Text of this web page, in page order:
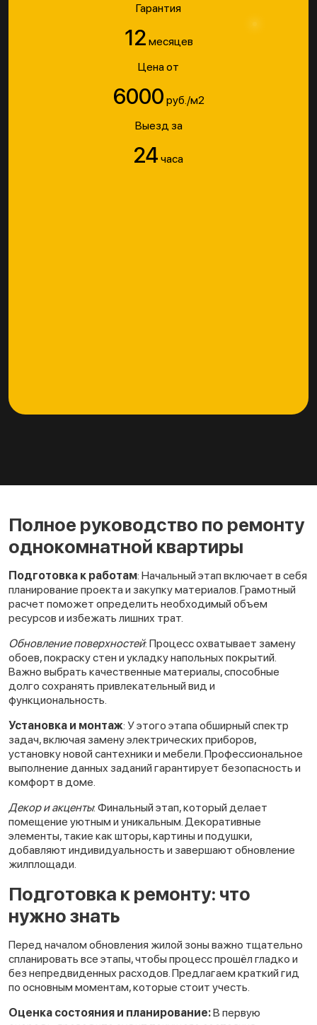
Гарантия
12 месяцев
Цена от
6000 руб./м2
Выезд за
24 часа
Полное руководство по ремонту
однокомнатной квартиры
Подготовка к работам: Начальный этап включает в себя
планирование проекта и закупку материалов. Грамотный
расчет поможет определить необходимый объем
ресурсов и избежать лишних трат.
Обновление поверхностей: Процесс охватывает замену
обоев, покраску стен и укладку напольных покрытий.
Важно выбрать качественные материалы, способные
долго сохранять привлекательный вид и
функциональность.
Установка и монтаж: У этого этапа обширный спектр
задач, включая замену электрических приборов,
установку новой сантехники и мебели. Профессиональное
выполнение данных заданий гарантирует безопасность и
комфорт в доме.
Декор и акценты: Финальный этап, который делает
помещение уютным и уникальным. Декоративные
элементы, такие как шторы, картины и подушки,
добавляют индивидуальность и завершают обновление
жилплощади.
Подготовка к ремонту: что
нужно знать
Перед началом обновления жилой зоны важно тщательно
спланировать все этапы, чтобы процесс прошёл гладко и
без непредвиденных расходов. Предлагаем краткий гид
по основным моментам, которые стоит учесть.
Оценка состояния и планирование:В первую